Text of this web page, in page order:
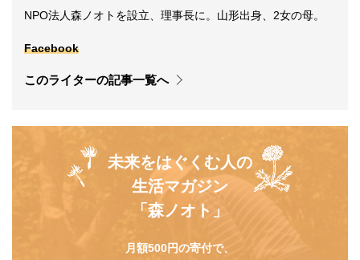
NPO法人森ノオトを設立、理事長に。山形出身、2女の母。
Facebook
このライターの記事一覧へ
未来をはぐくむ人の
生活マガジン
「森ノオト」
月額500円の寄付で、